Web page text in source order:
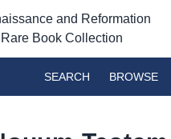
SEARCH BROWSE